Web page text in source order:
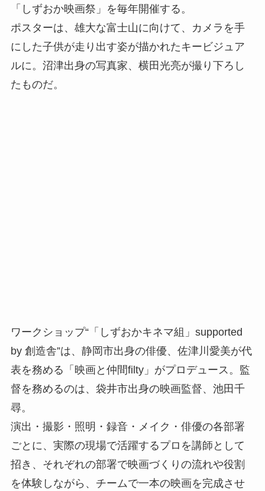
「しずおか映画祭」を毎年開催する。
ポスターは、雄大な富士山に向けて、カメラを手
にした子供が走り出す姿が描かれたキービジュア
ルに。沼津出身の写真家、横田光亮が撮り下ろし
たものだ。
ワークショップ“「しずおかキネマ組」supported
by 創造舎”は、静岡市出身の俳優、佐津川愛美が代
表を務める「映画と仲間filty」がプロデュース。監
督を務めるのは、袋井市出身の映画監督、池田千
尋。
演出・撮影・照明・録音・メイク・俳優の各部署
ごとに、実際の現場で活躍するプロを講師として
招き、それぞれの部署で映画づくりの流れや役割
を体験しながら、チームで一本の映画を完成させ